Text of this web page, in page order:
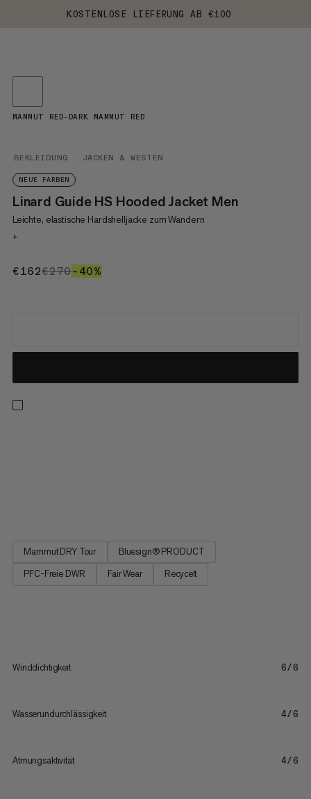
KOSTENLOSE LIEFERUNG AB €100
BEKLEIDUNG JACKEN & WESTEN
NEUE FARBEN
Linard Guide HS Hooded Jacket Men
Leichte, elastische Hardshelljacke zum Wandern
+
€162€162
€270€270
–40%
MAMMUT RED-DARK MAMMUT RED
Mammut DRY Tour
Bluesign® PRODUCT
PFC-Freie DWR
Fair Wear Recycelt
Winddichtigkeit 6/6
Wasserundurchlässigkeit 4/6
Atmungsaktivität 4/6